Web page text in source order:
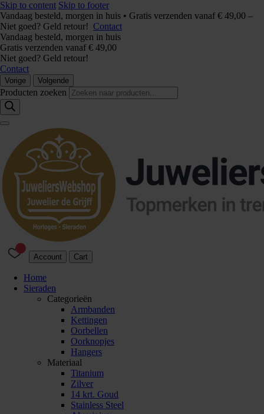
Skip to content Skip to footer
Vandaag besteld, morgen in huis • Gratis verzenden vanaf € 49,00 –
Niet goed? Geld retour! Contact
Vandaag besteld, morgen in huis
Gratis verzenden vanaf € 49,00
Niet goed? Geld retour!
Contact
Vorige Volgende
Producten zoeken
Account Cart
Home
Sieraden
Categorieën
Armbanden
Kettingen
Oorbellen
Oorknopjes
Hangers
Materiaal
Titanium
Zilver
14 krt. Goud
Stainless Steel